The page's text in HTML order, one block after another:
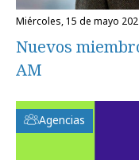
miércoles, 15 de mayo
Nuevos
AM
Agencias